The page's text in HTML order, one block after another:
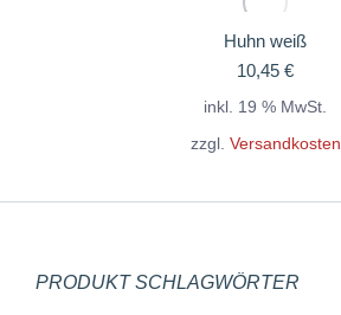
Huhn weiß
10,45 €
inkl. 19 % MwSt.
zzgl. Versandkosten
PRODUKT SCHLAGWÖRTER